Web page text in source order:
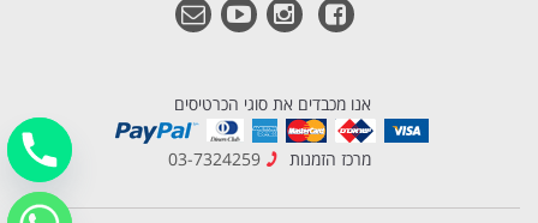
אנו מכבדים את סוגי הכרטיסים
מרכז הזמנות 03-7324259